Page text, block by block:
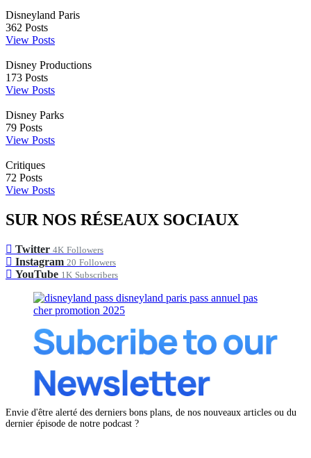
Disneyland Paris
362 Posts
View Posts
Disney Productions
173 Posts
View Posts
Disney Parks
79 Posts
View Posts
Critiques
72 Posts
View Posts
SUR NOS RÉSEAUX SOCIAUX
Twitter 4K Followers
Instagram 20 Followers
YouTube 1K Subscribers
Envie d'être alerté des derniers bons plans, de nos nouveaux articles ou du
dernier épisode de notre podcast ?